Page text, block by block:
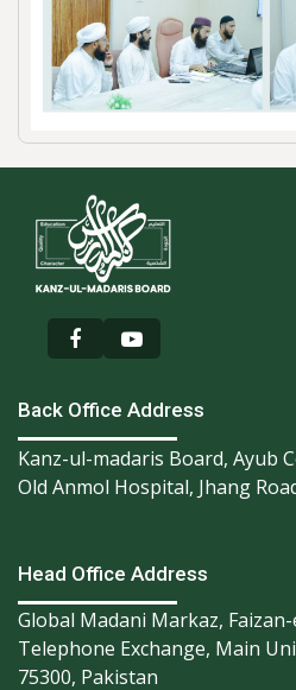
Back Office Address
Kanz-ul-madaris Board, Ayub
Old Anmol Hospital, Jhang
Head Office Address
Global Madani Markaz,
Telephone Exchange, Main
75300, Pakistan